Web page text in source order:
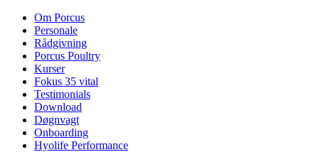
Om Porcus
Personale
Rådgivning
Porcus Poultry
Kurser
Fokus 35 vital
Testimonials
Download
Døgnvagt
Onboarding
Hyolife Performance